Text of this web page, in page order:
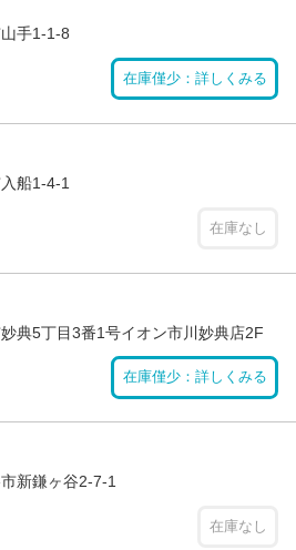
手1-1-8
在庫僅少：詳しくみる
船1-4-1
在庫なし
典5丁目3番1号イオン市川妙典店2F
在庫僅少：詳しくみる
新鎌ヶ谷2-7-1
在庫なし